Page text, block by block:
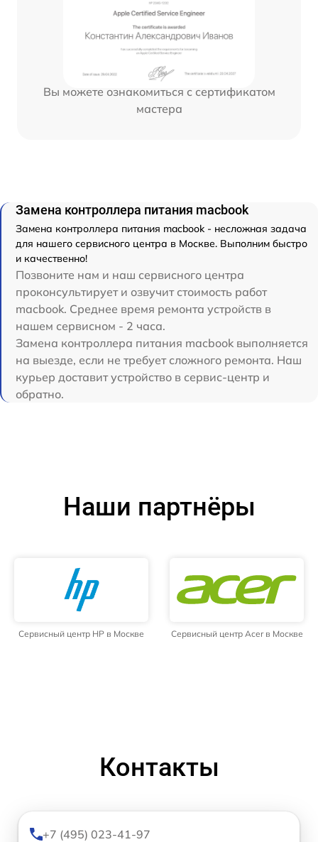
Вы можете ознакомиться с сертификатом
мастера
Замена контроллера питания macbook
Замена контроллера питания macbook - несложная задача
для нашего сервисного центра в Москве. Выполним быстро
и качественно!
Позвоните нам и наш сервисного центра
проконсультирует и озвучит стоимость работ
macbook. Среднее время ремонта устройств в
нашем сервисном - 2 часа.
Замена контроллера питания macbook выполняется
на выезде, если не требует сложного ремонта. Наш
курьер доставит устройство в сервис-центр и
обратно.
Наши партнёры
Сервисный центр HP в Москве Сервисный центр Acer в Москве
Контакты
+7 (495) 023-41-97